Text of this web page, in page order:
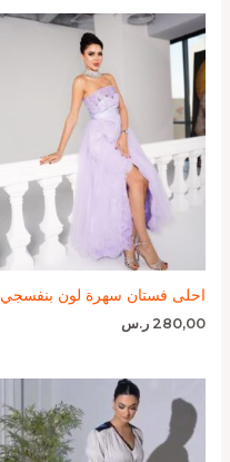
احلى فستان سهرة لون بنفسجي
280,00 ر.س